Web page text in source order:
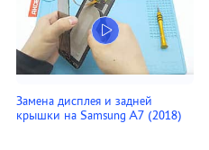
Замена дисплея и задней
крышки на Samsung A7 (2018)